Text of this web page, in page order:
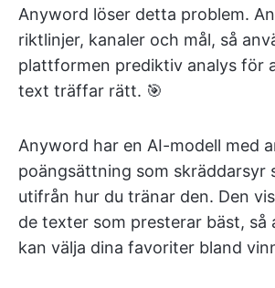
Anyword löser detta problem.
riktlinjer, kanaler och mål, så
plattformen prediktiv analys för
text träffar rätt. 🎯
Anyword har en AI-modell med
poängsättning som skräddarsyr
utifrån hur du tränar den. Den
de texter som presterar bäst, så
kan välja dina favoriter bland